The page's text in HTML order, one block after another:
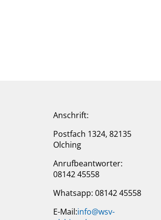
Anschrift:
Postfach 1324, 82135
Olching
Anrufbeantworter:
08142 45558
Whatsapp: 08142 45558
E-Mail:info@wsv-